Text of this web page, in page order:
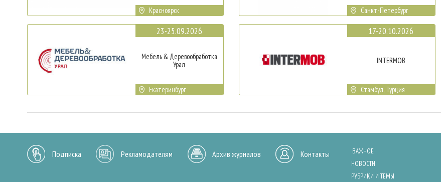
Красноярск
23-25.09.2026
Мебель & Деревообработка
Урал
Екатеринбург
Санкт-Петербург
17-20.10.2026
INTERMOB
Стамбул, Турция
Подписка Рекламодателям Архив журналов Контакты
ВАЖНОЕ
НОВОСТИ
РУБРИКИ И ТЕМЫ